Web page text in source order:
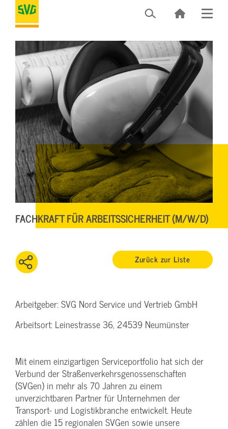
FACHKRAFT FÜR ARBEITSSICHERHEIT (M/W/D)
Zurück zur Liste
Arbeitgeber: SVG Nord Service und Vertrieb GmbH
Arbeitsort: Leinestrasse 36, 24539 Neumünster
Mit einem einzigartigen Serviceportfolio hat sich der
Verbund der Straßenverkehrsgenossenschaften
(SVGen) in mehr als 70 Jahren zu einem
unverzichtbaren Partner für Unternehmen der
Transport- und Logistikbranche entwickelt. Heute
zählen die 15 regionalen SVGen sowie unsere